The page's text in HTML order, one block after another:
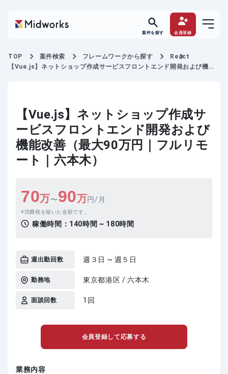
案件を探す 会員登録
TOP 案件検索 フレームワークから探す
React
【Vue.js】ネットショップ作成サービスフロントエンド開発および機能
【Vue.js】ネットショップ作成サ
ービスフロントエンド開発および
機能改善（最大90万円｜フルリモ
ート｜六本木）
70万〜90万円/月
消費税を除いた金額です。
稼働時間： 140時間 ~ 180時間
週出勤回数 週３日 ~ 週５日
勤務地 東京都港区 / 六本木
面談回数 1回
会員登録して応募する
業務内容